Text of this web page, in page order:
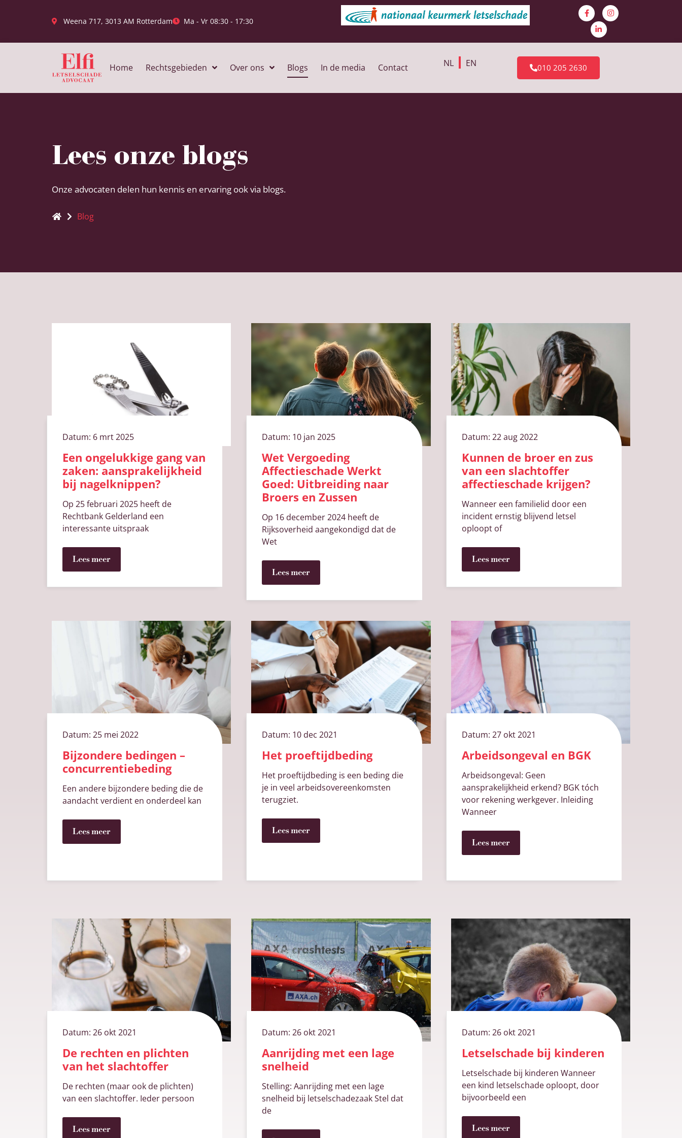
Weena 717, 3013 AM Rotterdam Ma - Vr 08:30 - 17:30
Home Rechtsgebieden Over ons Blogs In de media Contact NL EN 010 205 2630
Lees onze blogs
Onze advocaten delen hun kennis en ervaring ook via blogs.
Blog
Datum: 6 mrt 2025
Een ongelukkige gang van
zaken: aansprakelijkheid
bij nagelknippen?
Op 25 februari 2025 heeft de
Rechtbank Gelderland een
interessante uitspraak
Lees meer
Datum: 10 jan 2025
Wet Vergoeding
Affectieschade Werkt
Goed: Uitbreiding naar
Broers en Zussen
Op 16 december 2024 heeft de
Rijksoverheid aangekondigd dat de
Wet
Lees meer
Datum: 22 aug 2022
Kunnen de broer en zus
van een slachtoffer
affectieschade krijgen?
Wanneer een familielid door een
incident ernstig blijvend letsel
oploopt of
Lees meer
Datum: 25 mei 2022
Bijzondere bedingen –
concurrentiebeding
Een andere bijzondere beding die de
aandacht verdient en onderdeel kan
Lees meer
Datum: 10 dec 2021
Het proeftijdbeding
Het proeftijdbeding is een beding die
je in veel arbeidsovereenkomsten
terugziet.
Lees meer
Datum: 27 okt 2021
Arbeidsongeval en BGK
Arbeidsongeval: Geen
aansprakelijkheid erkend? BGK tóch
voor rekening werkgever. Inleiding
Wanneer
Lees meer
Datum: 26 okt 2021
De rechten en plichten
van het slachtoffer
De rechten (maar ook de plichten)
van een slachtoffer. Ieder persoon
Lees meer
Datum:26 okt 2021
Aanrijding met een lage
snelheid
Stelling: Aanrijding met een lage
snelheid bij letselschadezaak Stel dat
de
Datum: 26 okt 2021
Letselschade bij kinderen
Letselschade bij kinderen Wanneer
een kind letselschade oploopt, door
bijvoorbeeld een
Lees meer